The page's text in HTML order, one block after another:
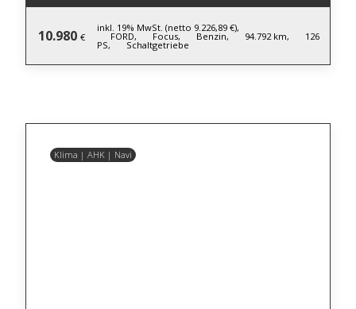
10.980 €
inkl. 19% MwSt. (netto 9.226,89 €),
FORD, Focus, Benzin, 94.792 km, 126
PS, Schaltgetriebe
Klima | AHK | Navi